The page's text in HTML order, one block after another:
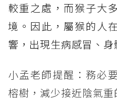
較重之處，而猴子大
境。因此，屬猴的人
響，出現生病感冒、身
小孟老師提醒：務必
榕樹，減少接近陰氣重